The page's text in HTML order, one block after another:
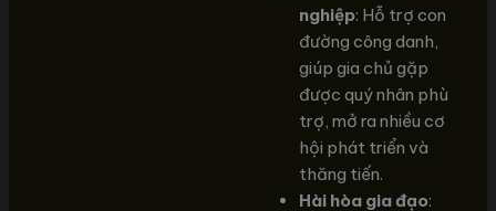
nghiệp: Hỗ trợ con
đường công danh,
giúp gia chủ gặp
được quý nhân phù
trợ, mở ra nhiều cơ
hội phát triển và
thăng tiến.
Hài hòa gia đạo: